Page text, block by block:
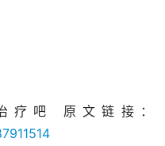
疗吧 原文链接：